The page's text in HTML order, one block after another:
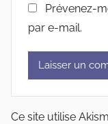
Prévenez-
par e-mail.
Ce site utilise